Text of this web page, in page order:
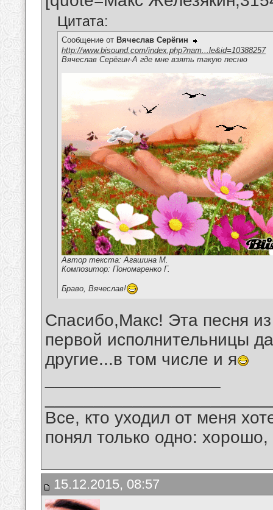
Цитата:
Сообщение от Вячеслав Серёгин
http://www.bisound.com/index.php?nam...le&id=10388257
Вячеслав Серёгин-А где мне взять такую песню
Автор текста: Агашина М.
Композитор: Пономаренко Г.
Браво, Вячеслав!
Спасибо,Макс! Эта песня
первой исполнительницы
другие...в том числе и я
Все, кто уходил от меня
понял только одно:
15.12.2015, 08:57